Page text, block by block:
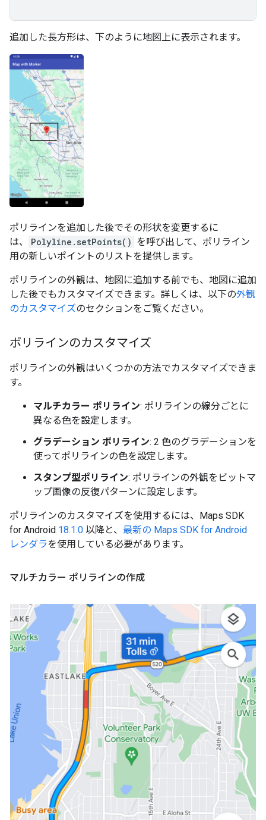
追加した長方形は、下のように地図上に表示されます。
ポリラインを追加した後でその形状を変更するに
は、
Polyline.setPoints() を呼び出して、ポリライン
用の新しいポイントのリストを提供します。
ポリラインの外観は、地図に追加する前でも、地図に追加
した後でもカスタマイズできます。詳しくは、以下の外観
のカスタマイズのセクションをご覧ください。
ポリラインのカスタマイズ
ポリラインの外観はいくつかの方法でカスタマイズできま
す。
マルチカラー ポリライン: ポリラインの線分ごとに
異なる色を設定します。
グラデーション ポリライン: 2 色のグラデーションを
使ってポリラインの色を設定します。
スタンプ型ポリライン: ポリラインの外観をビットマ
ップ画像の反復パターンに設定します。
ポリラインのカスタマイズを使用するには、Maps SDK
for Android 18.1.0 以降と、 最新の Maps SDK for Android
レンダラを使用している必要があります。
マルチカラー ポリラインの作成